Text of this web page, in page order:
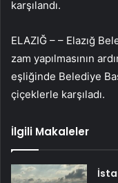
karşılandı.
ELAZIĞ – – Elazığ
zam yapılmasının
eşliğinde Belediye
çiçeklerle karşıladı.
İlgili Makaleler